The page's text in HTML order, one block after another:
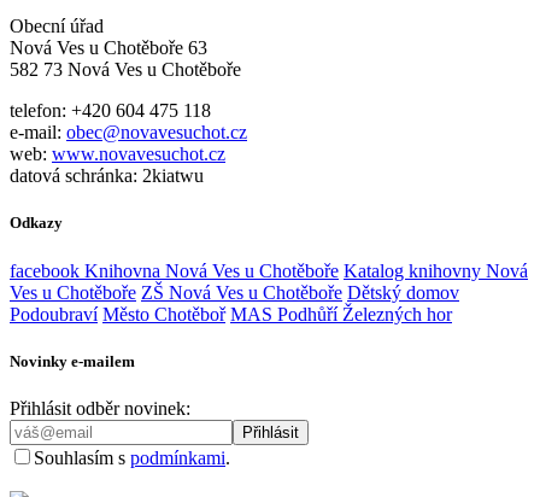
Obecní úřad
Nová Ves u Chotěboře 63
582 73 Nová Ves u Chotěboře
telefon: +420 604 475 118
e-mail: obec@novavesuchot.cz
web: www.novavesuchot.cz
datová schránka: 2kiatwu
Odkazy
facebook Knihovna Nová Ves u Chotěboře Katalog knihovny Nová
Ves u Chotěboře ZŠ Nová Ves u Chotěboře Dětský domov
Podoubraví Město Chotěboř MAS Podhůří Železných hor
Novinky e-mailem
Přihlásit odběr novinek:
Souhlasím s podmínkami.